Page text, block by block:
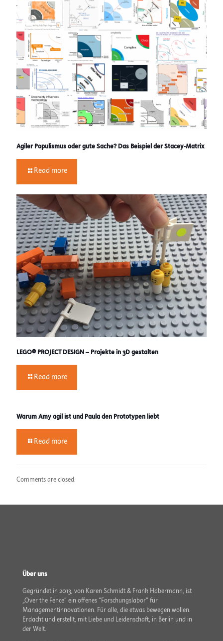
Agiler Populismus oder gute Sache? Das Beispiel der Stacey-Matrix
Read more
LEGO® PROJECT DESIGN – Projekte in 3D gestalten
Read more
Warum Amy agil ist und Paula den Prototypen liebt
Read more
Comments are closed.
Über uns
Gegründet in 2013, von Karen Schmidt & Frank Habermann, ist
„Over the Fence” ein offenes “Forschungslabor” für
Managementinnovationen. Für alle, die etwas bewegen wollen.
Erdacht und erstellt, mit Liebe und Leidenschaft, in Berlin und in
der Welt.